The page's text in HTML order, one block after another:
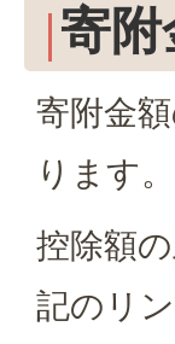
寄
寄附金
ります。
控除額
記のリ